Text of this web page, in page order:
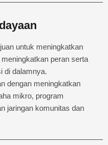
untuk meningkatkan
peran serta
di dalamnya.
dengan meningkatkan
mikro, program
jaringan komunitas dan